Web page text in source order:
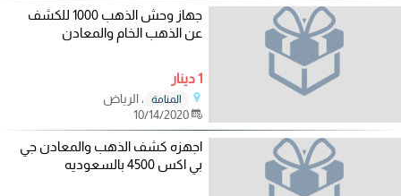
جهاز وحش الذهب 1000 للكشف
عن الذهب الخام والمعادن
1 دينار
المنامة
، الرياض
10/14/2020
اجهزه كشف الذهب والمعادن جي
بي اكس 4500 بالسعوديه